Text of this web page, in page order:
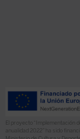
El proyecto “Implementación
anualidad 2022” ha sido